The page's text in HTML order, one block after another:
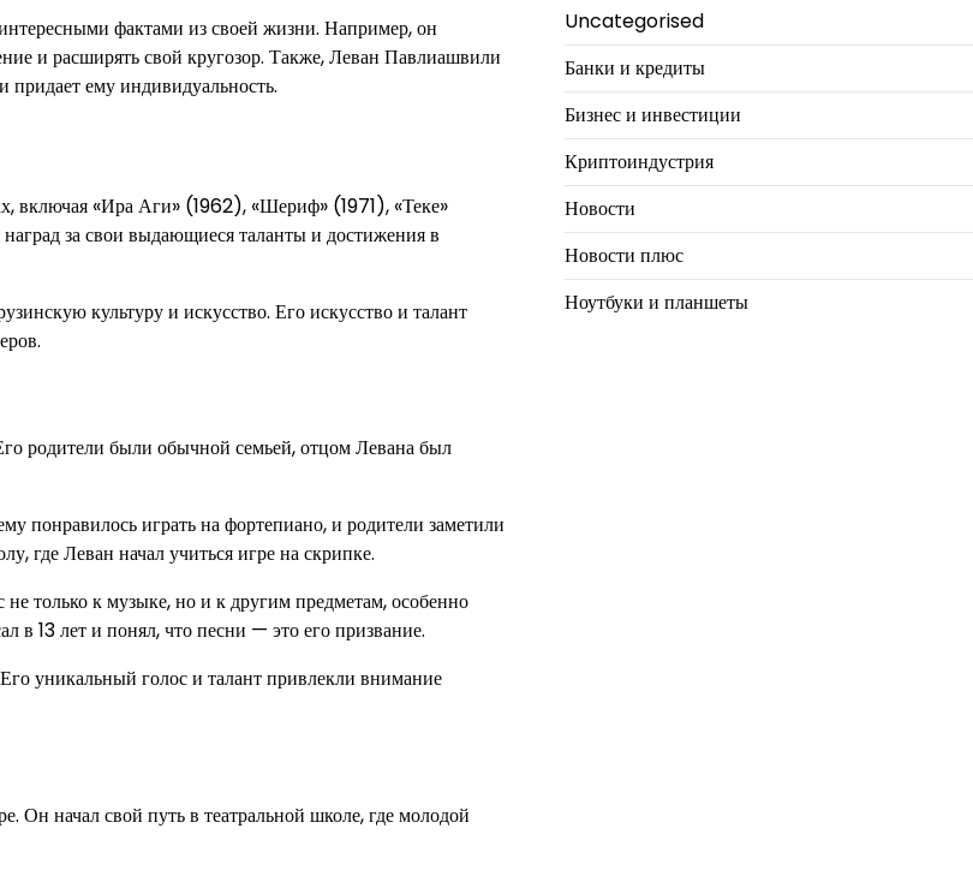
фактами из своей жизни. Например, он
и расширять свой кругозор. Также, Леван Павлиашвили
придает ему индивидуальность.
включая «Ира Аги» (1962), «Шериф» (1971), «Теке»
за свои выдающиеся таланты и достижения в
культуру и искусство. Его искусство и талант
родители были обычной семьей, отцом Левана был
понравилось играть на фортепиано, и родители заметили
где Леван начал учиться игре на скрипке.
только к музыке, но и к другим предметам, особенно
13 лет и понял, что песни — это его призвание.
уникальный голос и талант привлекли внимание
Он начал свой путь в театральной школе, где молодой
Uncategorised
Банки и кредиты
Бизнес и инвестиции
Криптоиндустрия
Новости
Новости плюс
Ноутбуки и планшеты